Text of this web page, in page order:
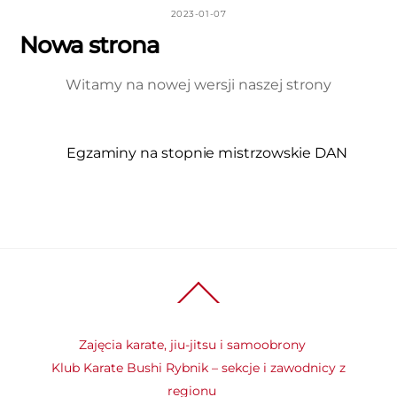
2023-01-07
Nowa strona
Witamy na nowej wersji naszej strony
Egzaminy na stopnie mistrzowskie DAN
To
Zajęcia karate, jiu-jitsu i samoobrony
Klub Karate Bushi Rybnik – sekcje i zawodnicy z
regionu